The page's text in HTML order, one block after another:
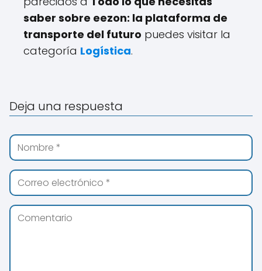
saber sobre eezon: la plataforma de
transporte del futuro puedes visitar la
categoría Logística.
Deja una respuesta